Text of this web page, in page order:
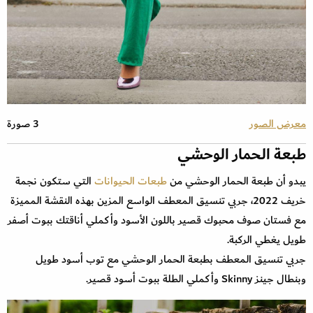
معرض الصور 3 صورة
طبعة الحمار الوحشي
يبدو أن طبعة الحمار الوحشي منطبعات الحيواناتالتي ستكون نجمة
خريف 2022، جربي تنسيق المعطف الواسع المزين بهذه النقشة المميزة
مع فستان صوف محبوك قصير باللون الأسود وأكملي أناقتك ببوت أصفر
طويل يغطي الركبة.
جربي تنسيق المعطف بطبعة الحمار الوحشي مع توب أسود طويل
وبنطال جينز Skinny وأكملي الطلة ببوت أسود قصير.